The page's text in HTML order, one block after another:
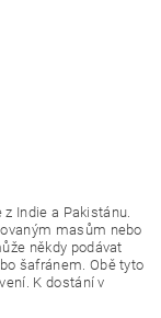
Indie a Pakistánu.
masům nebo
někdy podávat
šafránem. Obě tyto
K dostání v